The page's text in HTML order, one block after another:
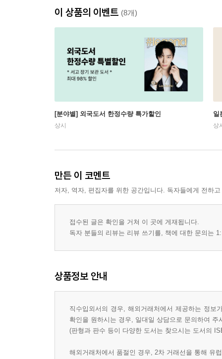
이 상품의 이벤트 (8개)
[분야별] 외국도서 한정수량 특가할인
상시
일
상
만든 이 코멘트
저자, 역자, 편집자를 위한 공간입니다. 독자들에게 전하
접수된 글은 확인을 거쳐 이 곳에 게재됩니다.
독자 분들의 리뷰는 리뷰 쓰기를, 책에 대한 문의는
상품정보 안내
직수입외서의 경우, 해외거래처에서 제공하는 정
확인을 원하시는 경우, 일대일 상담으로 문의하여 주
(판형과 판수 등이 다양한 도서는 찾으시는 도서의
해외거래처에서 품절인 경우, 2차 거래선을 통해 유